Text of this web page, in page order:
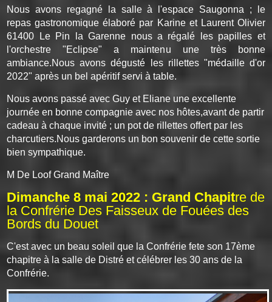
Nous avons regagné la salle à l'espace Saugonna ; le
repas gastronomique élaboré par Karine et Laurent Olivier
61400 Le Pin la Garenne nous a régalé les papilles et
l'orchestre "Eclipse" a maintenu une très bonne
ambiance.Nous avons dégusté les rillettes "médaille d'or
2022" après un bel apéritif servi à table.
Nous avons passé avec Guy et Eliane une excellente
journée en bonne compagnie avec nos hôtes,avant de partir
cadeau à chaque invité ; un pot de rillettes offert par les
charcutiers.Nous garderons un bon souvenir de cette sortie
bien sympathique.
M De Loof Grand Maître
Dimanche 8 mai 2022 : Grand Chapitre de
la Confrérie Des Faisseux de Fouées des
Bords du Douet
C'est avec un beau soleil que la Confrérie fete son 17ème
chapitre à la salle de Distré et célébrer les 30 ans de la
Confrérie.